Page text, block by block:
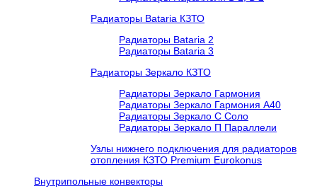
Радиаторы Bataria КЗТО
Радиаторы Bataria 2
Радиаторы Bataria 3
Радиаторы Зеркало КЗТО
Радиаторы Зеркало Гармония
Радиаторы Зеркало Гармония А40
Радиаторы Зеркало С Соло
Радиаторы Зеркало П Параллели
Узлы нижнего подключения для радиаторов
отопления КЗТО Premium Eurokonus
Внутрипольные конвекторы